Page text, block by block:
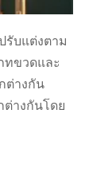
รับแต่งตาม
ทขวดและ
ต่างกัน
ต่างกันโดย